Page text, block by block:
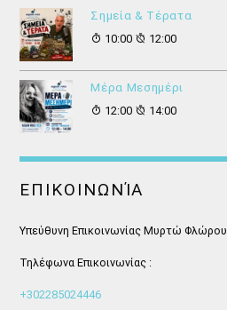
Σημεία & Τέρατα
10:00
12:00
Μέρα Μεσημέρι
12:00
14:00
ΕΠΙΚΟΙΝΩΝΊΑ
Υπεύθυνη Επικοινωνίας Μυρτώ Φλώρου
Τηλέφωνα Επικοινωνίας :
+302285024446